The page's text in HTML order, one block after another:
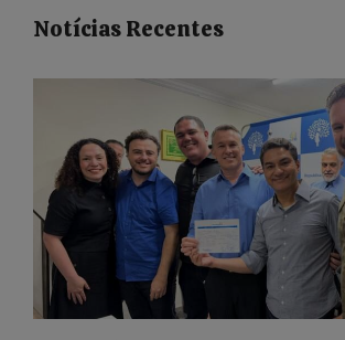
Notícias Recentes